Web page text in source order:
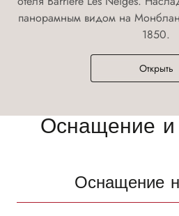
панорамным видом на
1850.
Открыть
Оснащение и
Оснащение